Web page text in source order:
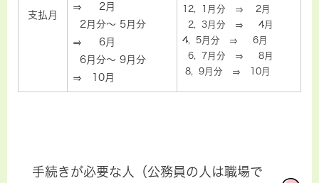
支払月
⇒ 2月
2月分～ 5月分
⇒ 6月
6月分～ 9月分
⇒ 10月
12, 1月分 ⇒ 2月
2, 3月分 ⇒ 4月
4, 5月分 ⇒ 6月
6, 7月分 ⇒ 8月
8, 9月分 ⇒ 10月
手続きが必要な人（公務員の人は職場で